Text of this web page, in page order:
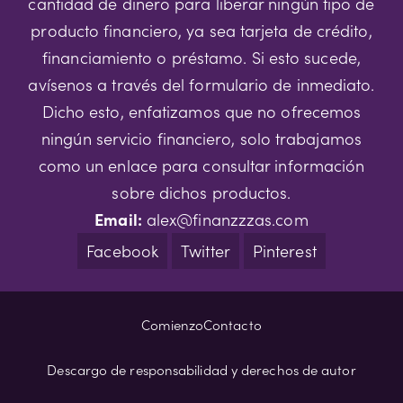
producto financiero, ya sea tarjeta de crédito,
financiamiento o préstamo. Si esto sucede,
avísenos a través del formulario de inmediato.
Dicho esto, enfatizamos que no ofrecemos
ningún servicio financiero, solo trabajamos
como un enlace para consultar información
sobre dichos productos.
Email: alex@finanzzzas.com
Facebook
Twitter Pinterest
ComienzoContacto
Descargo de responsabilidad y derechos de autor